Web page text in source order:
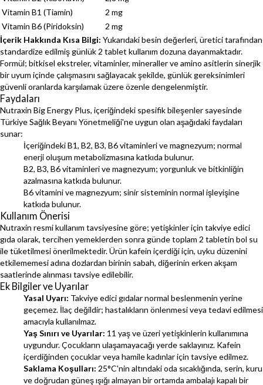
Vitamin B1 (Tiamin)
2 mg
Vitamin B6 (Piridoksin)
2 mg
İçerik Hakkında Kısa Bilgi: Yukarıdaki besin değerleri, üretici tarafından
standardize edilmiş günlük 2 tablet kullanım dozuna dayanmaktadır.
Formül; bitkisel ekstreler, vitaminler, mineraller ve amino asitlerin sinerjik
bir uyum içinde çalışmasını sağlayacak şekilde, günlük gereksinimleri
güvenli oranlarda karşılamak üzere özenle dengelenmiştir.
Faydaları
Nutraxin Big Energy Plus, içeriğindeki spesifik bileşenler sayesinde
Türkiye Sağlık Beyanı Yönetmeliği'ne uygun olan aşağıdaki faydaları
sunar:
İçeriğindeki B1, B2, B3, B6 vitaminleri ve magnezyum; normal
enerji oluşum metabolizmasına katkıda bulunur.
B2, B3, B6 vitaminleri ve magnezyum; yorgunluk ve bitkinliğin
azalmasına katkıda bulunur.
B6 vitamini ve magnezyum; sinir sisteminin normal işleyişine
katkıda bulunur.
Kullanım Önerisi
Nutraxin resmi kullanım tavsiyesine göre; yetişkinler için takviye edici
gıda olarak, tercihen yemeklerden sonra günde toplam 2 tabletin bol su
ile tüketilmesi önerilmektedir. Ürün kafein içerdiği için, uyku düzenini
etkilememesi adına dozlardan birinin sabah, diğerinin erken akşam
saatlerinde alınması tavsiye edilebilir.
Ek Bilgiler ve Uyarılar
Yasal Uyarı: Takviye edici gıdalar normal beslenmenin yerine
geçemez. İlaç değildir; hastalıkların önlenmesi veya tedavi edilmesi
amacıyla kullanılmaz.
Yaş Sınırı ve Uyarılar: 11 yaş ve üzeri yetişkinlerin kullanımına
uygundur. Çocukların ulaşamayacağı yerde saklayınız. Kafein
içerdiğinden çocuklar veya hamile kadınlar için tavsiye edilmez.
Saklama Koşulları: 25°C'nin altındaki oda sıcaklığında, serin, kuru
ve doğrudan güneş ışığı almayan bir ortamda ambalajı kapalı bir